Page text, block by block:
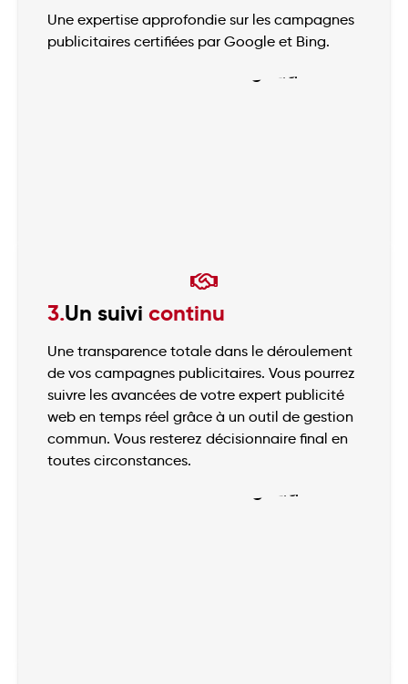
Une expertise approfondie sur les campagnes
publicitaires certifiées par Google et Bing.
3.Un suivi continu
Une transparence totale dans le déroulement
de vos campagnes publicitaires. Vous pourrez
suivre les avancées de votre expert publicité
web en temps réel grâce à un outil de gestion
commun. Vous resterez décisionnaire final en
toutes circonstances.